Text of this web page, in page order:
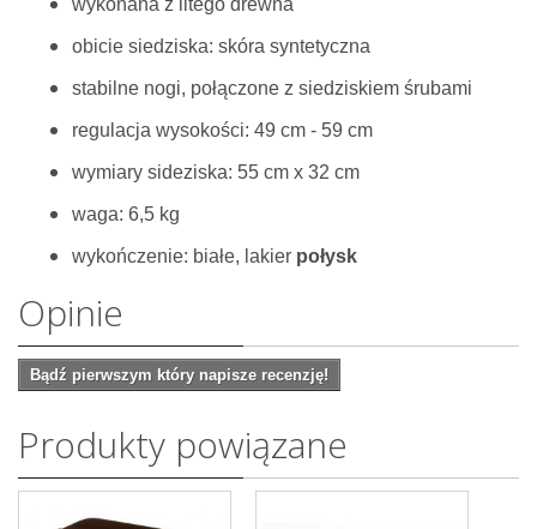
wykonana z litego drewna
obicie siedziska: skóra syntetyczna
stabilne nogi, połączone z siedziskiem śrubami
regulacja wysokości: 49 cm - 59 cm
wymiary sideziska: 55 cm x 32 cm
waga: 6,5 kg
wykończenie: białe, lakier połysk
Opinie
Bądź pierwszym który napisze recenzję!
Produkty powiązane